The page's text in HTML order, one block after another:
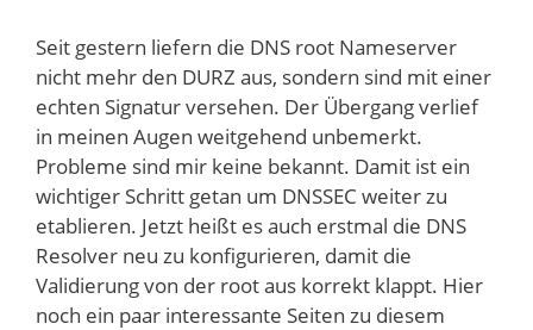
Seit gestern liefern die DNS root Nameserver
nicht mehr den DURZ aus, sondern sind mit einer
echten Signatur versehen. Der Übergang verlief
in meinen Augen weitgehend unbemerkt.
Probleme sind mir keine bekannt. Damit ist ein
wichtiger Schritt getan um DNSSEC weiter zu
etablieren. Jetzt heißt es auch erstmal die DNS
Resolver neu zu konfigurieren, damit die
Validierung von der root aus korrekt klappt. Hier
noch ein paar interessante Seiten zu diesem